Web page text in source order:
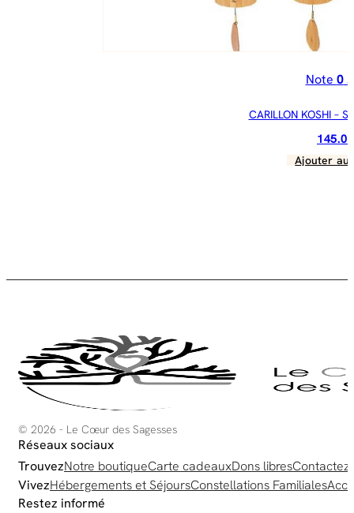
Note 0
CARILLON KOSHI –
Ajouter au
© 2026 - Le Cœur des Sagesses
Réseaux sociaux
TrouvezNotre boutiqueCarte cadeauxDons libres
VivezHébergements et SéjoursConstellations Familiales
Restez informé